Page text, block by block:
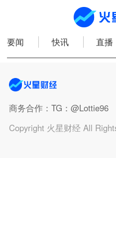
要闻 快讯 直播
商务合作：TG：@Lottie96
Copyright 火星财经 All